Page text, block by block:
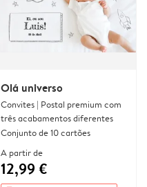
Olá universo
Convites | Postal premium com
três acabamentos diferentes
Conjunto de 10 cartões
A partir de
12,99 €